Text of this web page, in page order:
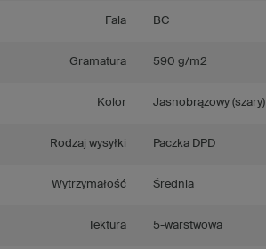
Fala BC
Gramatura 590 g/m2
Kolor Jasnobrązowy (szary)
Rodzaj wysyłki Paczka DPD
Wytrzymałość Średnia
Tektura 5-warstwowa